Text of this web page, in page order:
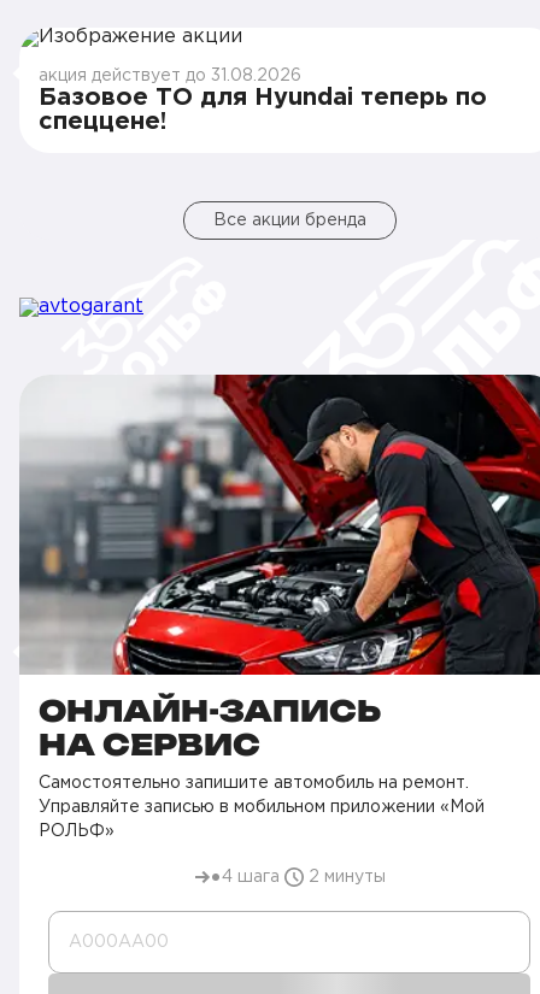
акция действует до 31.08.2026
Базовое ТО для Hyundai теперь по
спеццене!
Все акции бренда
ОНЛАЙН-ЗАПИСЬ
НА СЕРВИС
Самостоятельно запишите автомобиль на ремонт.
Управляйте записью в мобильном приложении «Мой
РОЛЬФ»
4 шага 2 минуты
А000AA00